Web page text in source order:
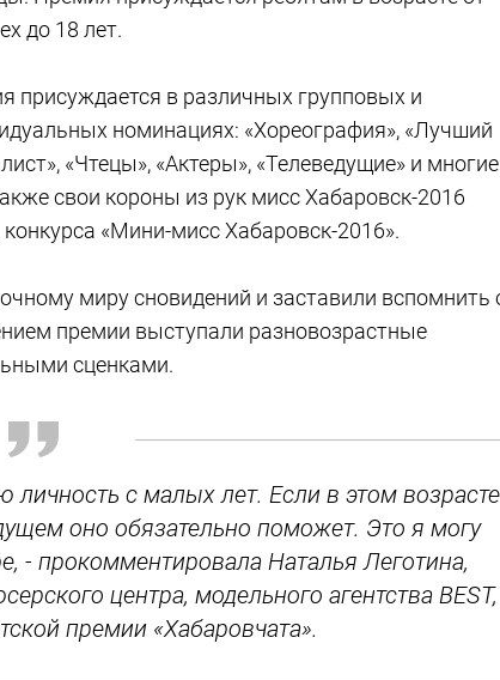
до 18 лет.
присуждается в различных групповых и
номинациях: «Хореография», «Лучший
«Чтецы», «Актеры», «Телеведущие» и многие
свои короны из рук мисс Хабаровск-2016
«Мини-мисс Хабаровск-2016».
миру сновидений и заставили вспомнить
премии выступали разновозрастные
сценками.
личность с малых лет. Если в этом возрасте
оно обязательно поможет. Это я могу
- прокомментировала Наталья Леготина,
центра, модельного агентства BEST,
премии «Хабаровчата».